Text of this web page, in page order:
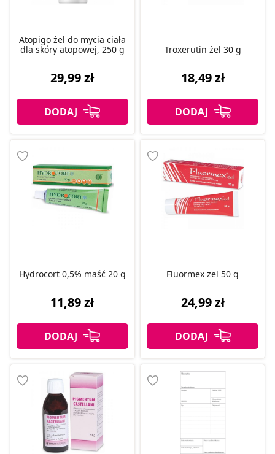
Atopigo żel do mycia ciała
dla skóry atopowej, 250 g
29,99 zł
Troxerutin żel 30 g
18,49 zł
Hydrocort 0,5% maść 20 g
11,89 zł
Fluormex żel 50 g
24,99 zł